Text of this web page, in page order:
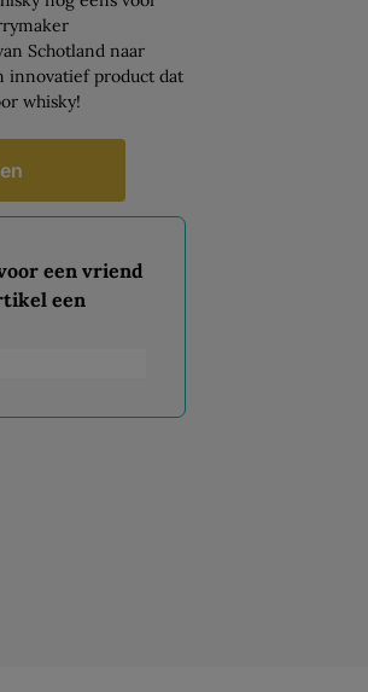
Schotland naar
innovatief product dat
whisky!
een vriend
een